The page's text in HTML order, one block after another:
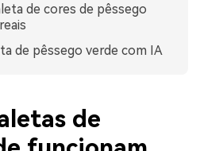
de cores de pêssego
de pêssego verde com IA
de